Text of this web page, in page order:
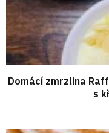
Domácí zmrzlina
s